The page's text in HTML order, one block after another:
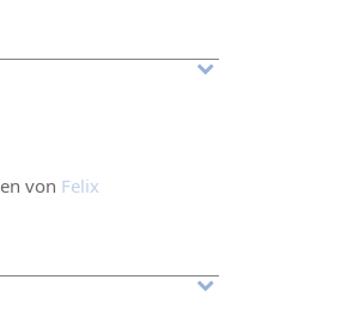
von Felix